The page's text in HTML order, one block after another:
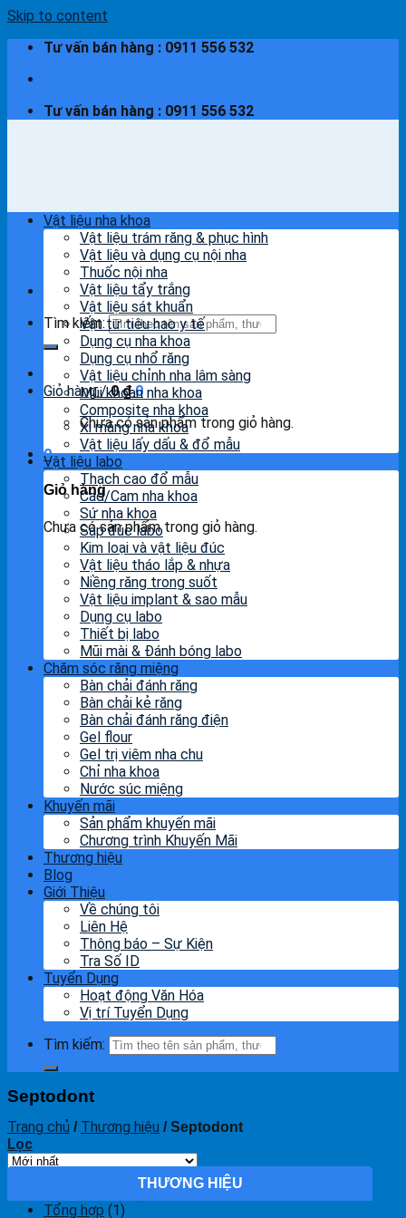
Skip to content
Tư vấn bán hàng : 0911 556 532
Tư vấn bán hàng : 0911 556 532
Tìm kiếm:
Giỏ hàng /0₫ 0
Chưa có sản phẩm trong giỏ hàng.
0
Giỏ hàng
Chưa có sản phẩm trong giỏ hàng.
Vật liệu nha khoa
Vật liệu trám răng & phục hình
Vật liệu và dụng cụ nội nha
Thuốc nội nha
Vật liệu tẩy trắng
Vật liệu sát khuẩn
Vật tư tiêu hao y tế
Dụng cụ nha khoa
Dụng cụ nhổ răng
Vật liệu chỉnh nha lâm sàng
Mũi khoan nha khoa
Composite nha khoa
Xi măng nha khoa
Vật liệu lấy dấu & đổ mẫu
Vật liệu labo
Thạch cao đổ mẫu
Cad/Cam nha khoa
Sứ nha khoa
Sáp đúc labo
Kim loại và vật liệu đúc
Vật liệu tháo lắp & nhựa
Niềng răng trong suốt
Vật liệu implant & sao mẫu
Dụng cụ labo
Thiết bị labo
Mũi mài & Đánh bóng labo
Chăm sóc răng miệng
Bàn chải đánh răng
Bàn chải kẻ răng
Bàn chải đánh răng điện
Gel flour
Gel trị viêm nha chu
Chỉ nha khoa
Nước súc miệng
Khuyến mãi
Sản phẩm khuyến mãi
Chương trình Khuyến Mãi
Thương hiệu
Blog
Giới Thiệu
Về chúng tôi
Liên Hệ
Thông báo – Sự Kiện
Tra Số ID
Tuyển Dụng
Hoạt động Văn Hóa
Vị trí Tuyển Dụng
Tìm kiếm:
Septodont
Trang chủ / Thương hiệu /Septodont
Lọc
Giỏ hàng
THƯƠNG HIỆU
(12)
Tổng hợp (1)